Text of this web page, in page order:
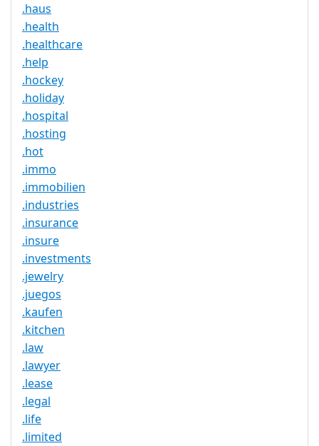
.haus
.health
.healthcare
.help
.hockey
.holiday
.hospital
.hosting
.hot
.immo
.immobilien
.industries
.insurance
.insure
.investments
.jewelry
.juegos
.kaufen
.kitchen
.law
.lawyer
.lease
.legal
.life
.limited